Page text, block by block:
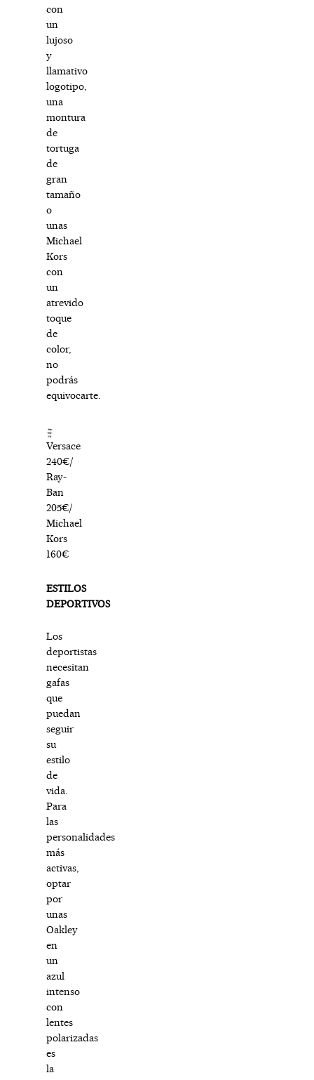
con
un
lujoso
y
llamativo
logotipo,
una
montura
de
tortuga
de
gran
tamaño
o
unas
Michael
Kors
con
un
atrevido
toque
de
color,
no
podrás
equivocarte.
Versace
240€/
Ray-
Ban
205€/
Michael
Kors
160€
ESTILOS
DEPORTIVOS
Los
deportistas
necesitan
gafas
que
puedan
seguir
su
estilo
de
vida.
Para
las
personalidades
más
activas,
optar
por
unas
Oakley
en
un
azul
intenso
con
lentes
polarizadas
es
la